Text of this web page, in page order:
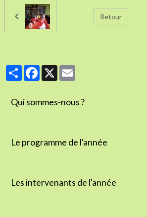
Retour
PartagerFacebook
X
Qui sommes-nous ?
Le programme de l'année
Les intervenants de l'année